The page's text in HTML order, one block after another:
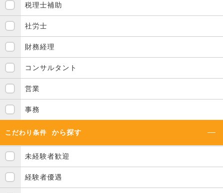
税理士補助
社労士
財務経理
コンサルタント
営業
事務
こだわり条件 から探す
未経験者歓迎
経験者優遇